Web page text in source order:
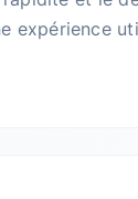
expérience